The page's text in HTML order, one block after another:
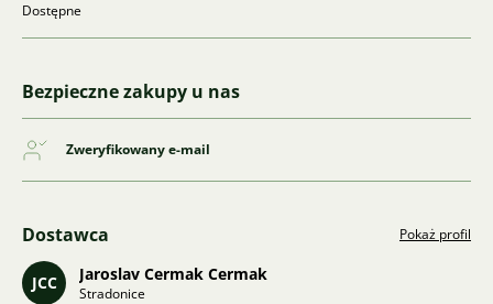
Dostępne
Bezpieczne zakupy u nas
Zweryfikowany e-mail
Dostawca Pokaż profil
JCC Jaroslav Cermak Cermak
Stradonice